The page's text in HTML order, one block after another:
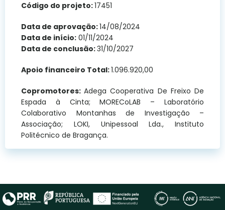
Código do projeto:17451
Data de aprovação:14/08/2024
Data de início: 01/11/2024
Data de conclusão:31/10/2027
Apoio financeiro Total:1.096.920,00
Copromotores:Adega Cooperativa De Freixo De
Espada à Cinta; MORECoLAB – Laboratório
Colaborativo Montanhas de Investigação –
Associação; LOKI, Unipessoal Lda., Instituto
Politécnico de Bragança.